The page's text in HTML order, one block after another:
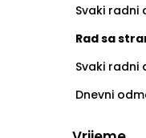
Svaki radni
Rad sa
Svaki radni
Dnevni